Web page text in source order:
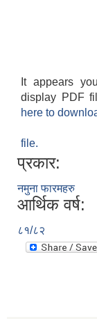
It appears
display PDF
here to
file.
प्रकार:
नमुना फारमहरु
आर्थिक वर्ष:
८१/८२